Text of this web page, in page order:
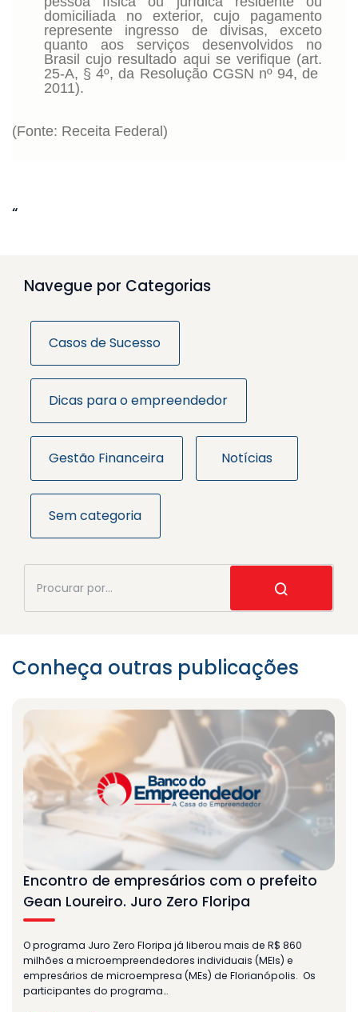
domiciliada no exterior, cujo pagamento
represente ingresso de divisas, exceto
quanto aos serviços desenvolvidos no
Brasil cujo resultado aqui se verifique (art.
25-A, § 4º, da Resolução CGSN nº 94, de
2011).
(Fonte: Receita Federal)
“
Navegue por Categorias
Casos de Sucesso
Dicas para o empreendedor
Gestão Financeira Notícias
Sem categoria
Conheça outras publicações
Encontro de empresários com o prefeito
Gean Loureiro. Juro Zero Floripa
O programa Juro Zero Floripa já liberou mais de R$ 860
milhões a microempreendedores individuais (MEIs) e
empresários de microempresa (MEs) de Florianópolis. Os
participantes do programa…